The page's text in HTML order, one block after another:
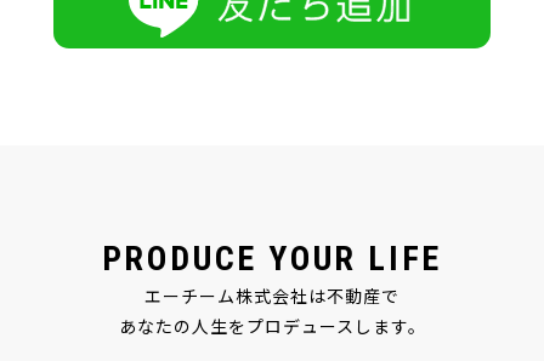
PRODUCE YOUR LIFE
エーチーム株式会社は不動産で
あなたの人生をプロデュースします。